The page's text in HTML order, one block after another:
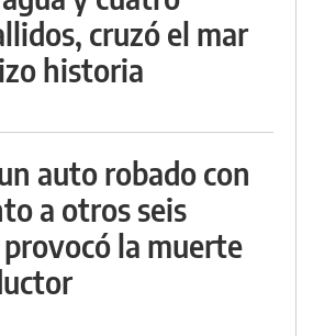
cruzó el mar
historia
auto robado con
a otros seis
la muerte